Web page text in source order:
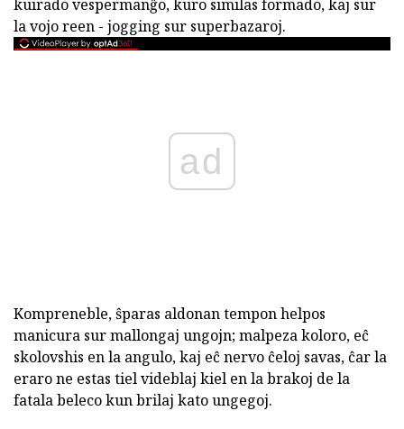
kuirado vespermanĝo, kuro similas formado, kaj sur
la vojo reen - jogging sur superbazaroj.
ad
Kompreneble, ŝparas aldonan tempon helpos
manicura sur mallongaj ungojn; malpeza koloro, eĉ
skolovshis en la angulo, kaj eĉ nervo ĉeloj savas, ĉar la
eraro ne estas tiel videblaj kiel en la brakoj de la
fatala beleco kun brilaj kato ungegoj.